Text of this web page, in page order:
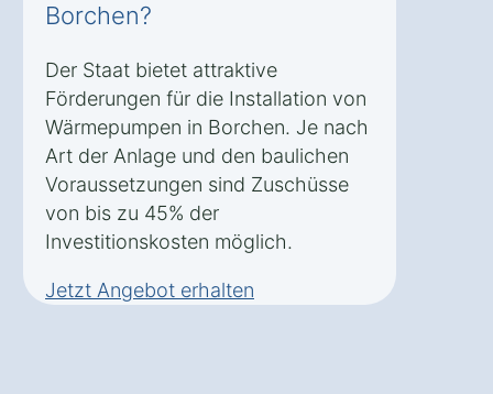
Borchen?
Der Staat bietet attraktive
Förderungen für die Installation von
Wärmepumpen in Borchen. Je nach
Art der Anlage und den baulichen
Voraussetzungen sind Zuschüsse
von bis zu 45% der
Investitionskosten möglich.
Jetzt Angebot erhalten